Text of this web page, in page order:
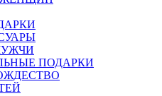
ПОДАРКИ